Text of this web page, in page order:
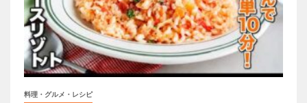
料理・グルメ・レシピ